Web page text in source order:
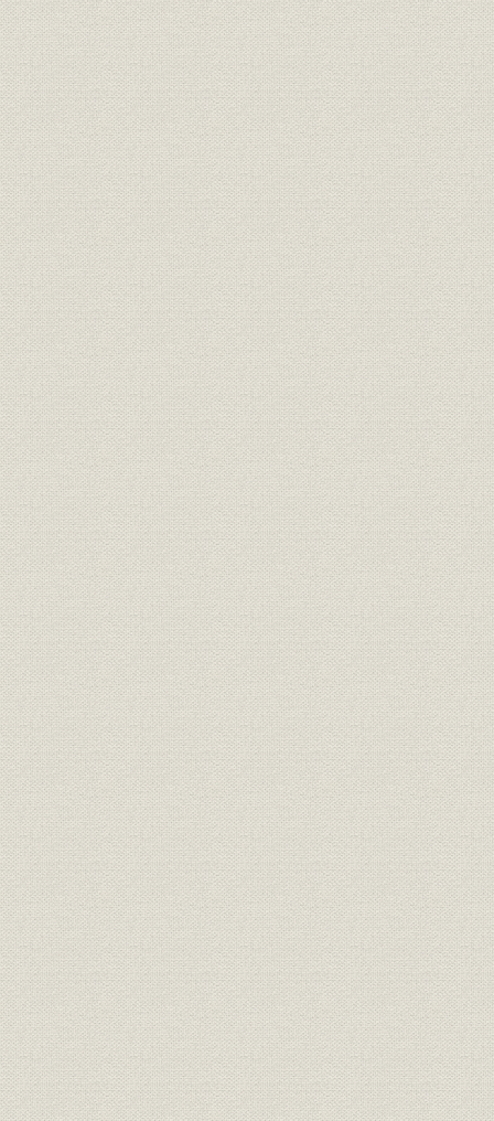
第一項 資産運用
第二項 損益・剰余金処分
第九章 経済の高度成長と朝日生命(昭和三四~四〇年)
第一節 生保事業の成長と当社の経営
第一項 生保事業の成長と保険行政の展開
第二項 経営体制
第三項 経営方針
第二節 営業活動の拡大
第一項 営業の概況
第二項 商品開発
第三項 販売体制
第四項 社内教育と事務改善
第三節 資産運用および損益
第一項 資産運用
第二項 損益・剰余金処分
第一〇章 経済の高度成長から安定成長への移行と朝日生命(昭和四一
第一節 環境の変化と当社の経営
第一項 環境の変化と業界
第二項 自由化に対応した行政の展開
第三項 消費者第一主義への行政の転換
第四項 経営体制
第五項 経営方針
第二節 営業体制の整備と拡充
第一項 営業の概況